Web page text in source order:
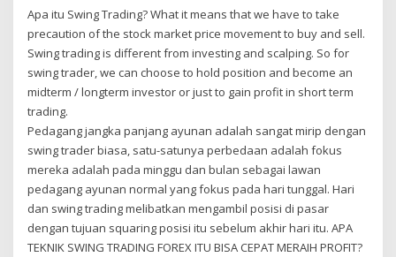
Apa itu Swing Trading? What it means that we have to take
precaution of the stock market price movement to buy and sell.
Swing trading is different from investing and scalping. So for
swing trader, we can choose to hold position and become an
midterm / longterm investor or just to gain profit in short term
trading.
Pedagang jangka panjang ayunan adalah sangat mirip dengan
swing trader biasa, satu-satunya perbedaan adalah fokus
mereka adalah pada minggu dan bulan sebagai lawan
pedagang ayunan normal yang fokus pada hari tunggal. Hari
dan swing trading melibatkan mengambil posisi di pasar
dengan tujuan squaring posisi itu sebelum akhir hari itu. APA
TEKNIK SWING TRADING FOREX ITU BISA CEPAT MERAIH PROFIT?